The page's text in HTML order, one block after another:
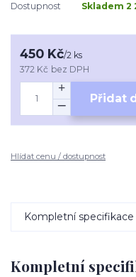
Dostupnost Skladem 2
450 Kč/2 ks
372 Kč bez DPH
Přidat
Hlídat cenu / dostupnost
Kompletní specifikace
Kompletní